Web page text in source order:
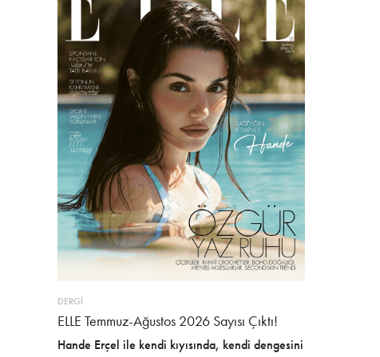
DERGİ
ELLE Temmuz-Ağustos 2026 Sayısı Çıktı!
Hande Erçel ile kendi kıyısında, kendi dengesini